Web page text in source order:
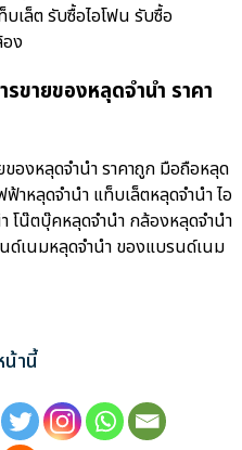
เล็ต รับซื้อไอโฟน รับซื้อ
ง
ขายของหลุดจำนำ ราคา
องหลุดจำนำ ราคาถูก มือถือหลุด
าหลุดจำนำ แท็บเล็ตหลุดจำนำ ไอ
โน๊ตบุ๊คหลุดจำนำ กล้องหลุดจำนำ
ด์เนมหลุดจำนำ ของแบรนด์เนม
น้านี้